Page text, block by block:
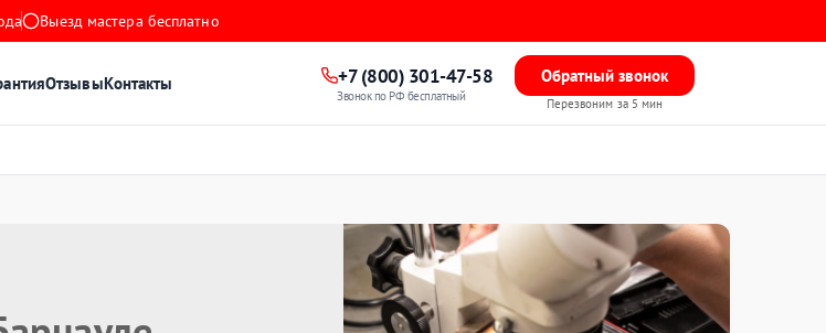
Выезд мастера бесплатно
ОтзывыКонтакты +7 (800) 301-47-58
Звонок по РФ бесплатный
Обратный звонок
Перезвоним за 5 мин